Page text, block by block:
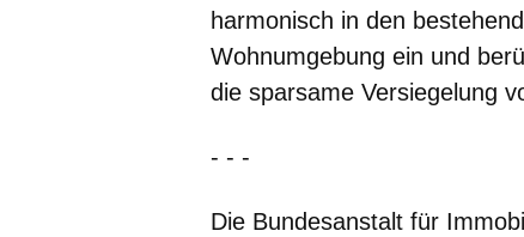
harmonisch in den
Wohnumgebung ein und
die sparsame Versiegelung
- - -
Die Bundesanstalt für